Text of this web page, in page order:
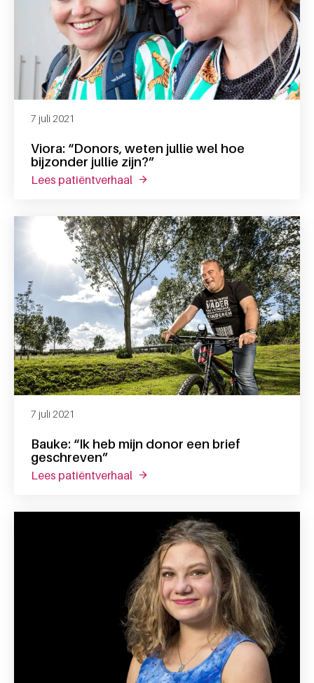
Viora: “Donors, weten jullie wel hoe
bijzonder jullie zijn?”
7 juli 2021
lees patiëntverhaal over viora: “donors, weten jullie
Bauke: “Ik heb mijn donor een brief
geschreven”
7 juli 2021
lees patiëntverhaal over bauke: “ik heb mijn donor een